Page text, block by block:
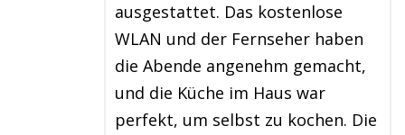
ausgestattet. Das kostenlose
WLAN und der Fernseher haben
die Abende angenehm gemacht,
und die Küche im Haus war
perfekt, um selbst zu kochen. Die